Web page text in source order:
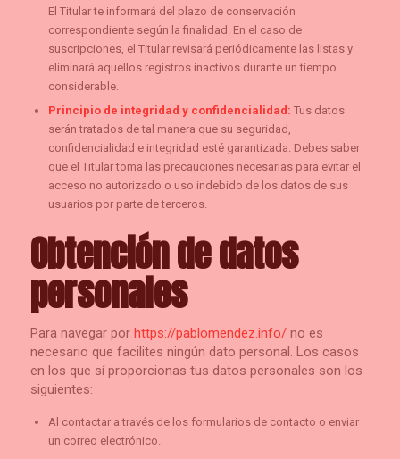
El Titular te informará del plazo de conservación
correspondiente según la finalidad. En el caso de
suscripciones, el Titular revisará periódicamente las listas y
eliminará aquellos registros inactivos durante un tiempo
considerable.
Principio de integridad y confidencialidad: Tus datos
serán tratados de tal manera que su seguridad,
confidencialidad e integridad esté garantizada. Debes saber
que el Titular toma las precauciones necesarias para evitar el
acceso no autorizado o uso indebido de los datos de sus
usuarios por parte de terceros.
Obtención de datos
personales
Para navegar por https://pablomendez.info/no es
necesario que facilites ningún dato personal. Los casos
en los que sí proporcionas tus datos personales son los
siguientes:
Al contactar a través de los formularios de contacto o enviar
un correo electrónico.